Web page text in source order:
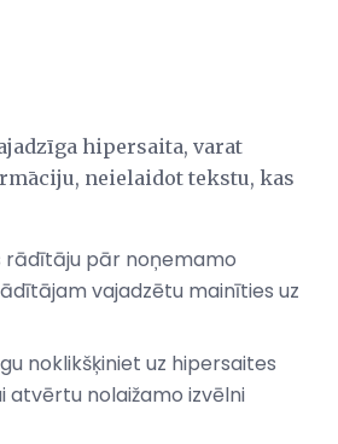
hipersaita, varat
neielaidot tekstu, kas
rādītāju pār noņemamo
vajadzētu mainīties uz
noklikšķiniet uz hipersaites
atvērtu nolaižamo izvēlni